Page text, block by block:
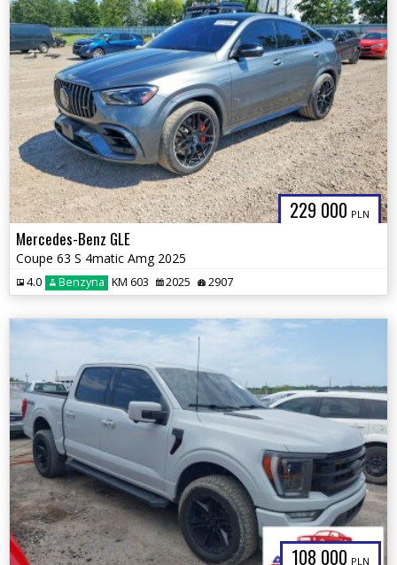
229 000 PLN
Mercedes-Benz GLE
Coupe 63 S 4matic Amg 2025
4.0 Benzyna KM 603 2025 2907
108 000 PLN